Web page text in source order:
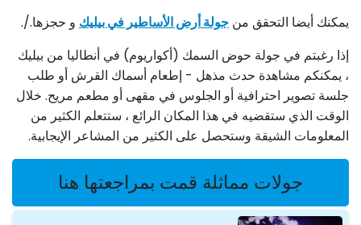
يمكنك أيضا التحقق من جولة أرض الأساطير في بيليك و حجزها./.
إذا رغبتم في جولة حوض السمك (أكواريوم) في أنطاليا من بيليك
، يمكنكم مشاهدة حدث مذهل - إطعام أسماك القرش أو طلب
جلسة تصوير احترافية أو الجلوس في مقهى أو مطعم مريح. خلال
الوقت الذي ستقضيه في هذا المكان الرائع ، ستتعلم الكثير من
المعلومات الشيقة وستحصل على الكثير من المشاعر الإيجابية.
جولات مماثلة قمت بمراجعتها هنا